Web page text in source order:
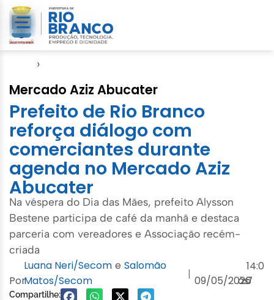
›
Mercado Aziz Abucater
Prefeito de Rio Branco
reforça diálogo com
comerciantes durante
agenda no Mercado Aziz
Abucater
Na véspera do Dia das Mães, prefeito Alysson
Bestene participa de café da manhã e destaca
parceria com vereadores e Associação recém-
criada
Por
Luana Neri/Secom e Salomão
Matos/Secom
|
09/05/2026
às
14:0
7
Compartilhe: